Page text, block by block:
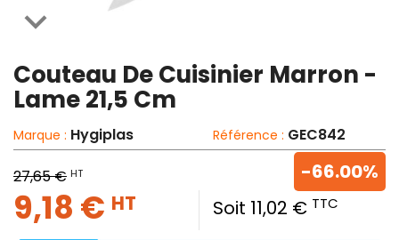

Couteau De Cuisinier Marron -
Lame 21,5 Cm
Marque : Hygiplas Référence : GEC842
27,65 € HT
9,18 € HT Soit 11,02 € TTC
-66.00%